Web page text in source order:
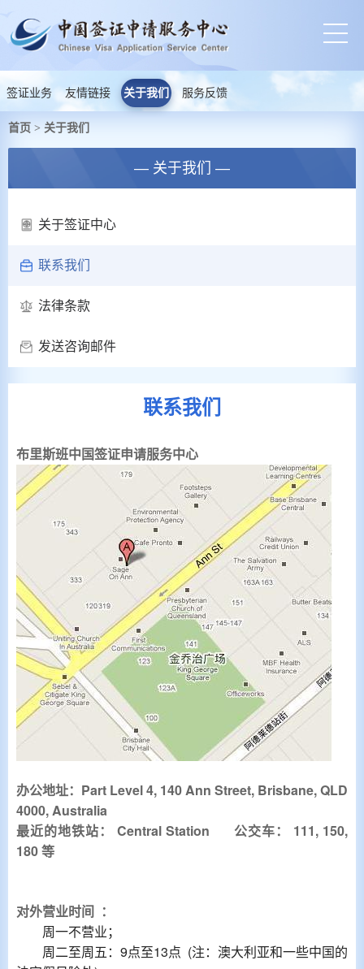
签证业务 友情链接 关于我们 服务反馈
首页 > 关于我们
— 关于我们 —
关于签证中心
联系我们
法律条款
发送咨询邮件
联系我们
布里斯班中国签证申请服务中心
办公地址：Part Level 4, 140 Ann Street, Brisbane, QLD
4000, Australia
最近的地铁站： Central Station 公交车： 111, 150,
180等
对外营业时间 ：
周一不营业；
周二至周五：9点至13点 (注：澳大利亚和一些中国的